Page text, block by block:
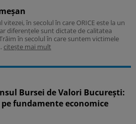
vitezei, în secolul în care ORICE este la un
diferențele sunt dictate de calitatea
în secolul în care suntem victimele
citește mai mult
Bursei de Valori București:
pe fundamente economice